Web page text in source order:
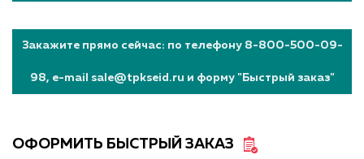
Закажите прямо сейчас: по телефону 8-800-500-09-
98, e-mail sale@tpkseid.ru и форму "Быстрый заказ"
ОФОРМИТЬ БЫСТРЫЙ ЗАКАЗ